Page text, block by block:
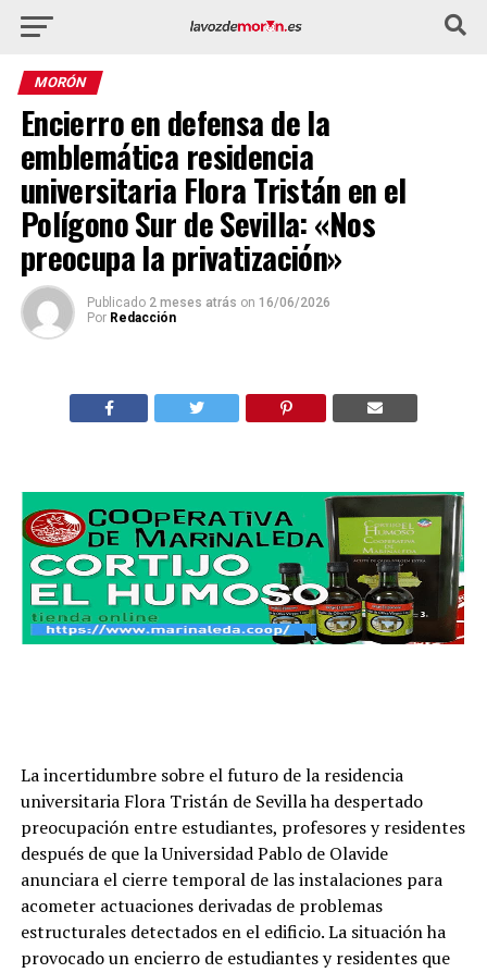
MORÓN
Encierro en defensa de la
emblemática residencia
universitaria Flora Tristán en el
Polígono Sur de Sevilla: «Nos
preocupa la privatización»
Publicado 2 meses atrás on 16/06/2026
Por Redacción
La incertidumbre sobre el futuro de la residencia
universitaria Flora Tristán de Sevilla ha despertado
preocupación entre estudiantes, profesores y residentes
después de que la Universidad Pablo de Olavide
anunciara el cierre temporal de las instalaciones para
acometer actuaciones derivadas de problemas
estructurales detectados en el edificio. La situación ha
provocado un encierro de estudiantes y residentes que